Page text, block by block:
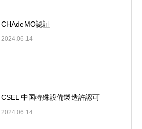
CHAdeMO認証
2024.06.14
CSEL 中国特殊設備製造許認可
2024.06.14